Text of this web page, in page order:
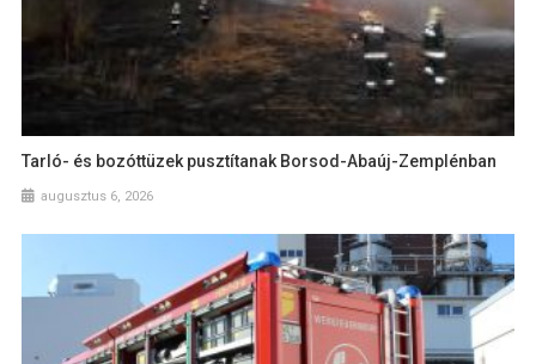
Tarló- és bozóttüzek pusztítanak Borsod-Abaúj-Zemplénban
augusztus 6, 2026